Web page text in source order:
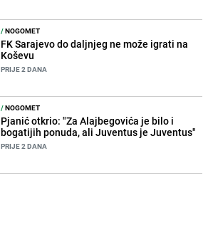
/NOGOMET
FK Sarajevo do daljnjeg ne može igrati na
Koševu
PRIJE 2 DANA
/NOGOMET
Pjanić otkrio: "Za Alajbegovića je bilo i
bogatijih ponuda, ali Juventus je Juventus"
PRIJE 2 DANA